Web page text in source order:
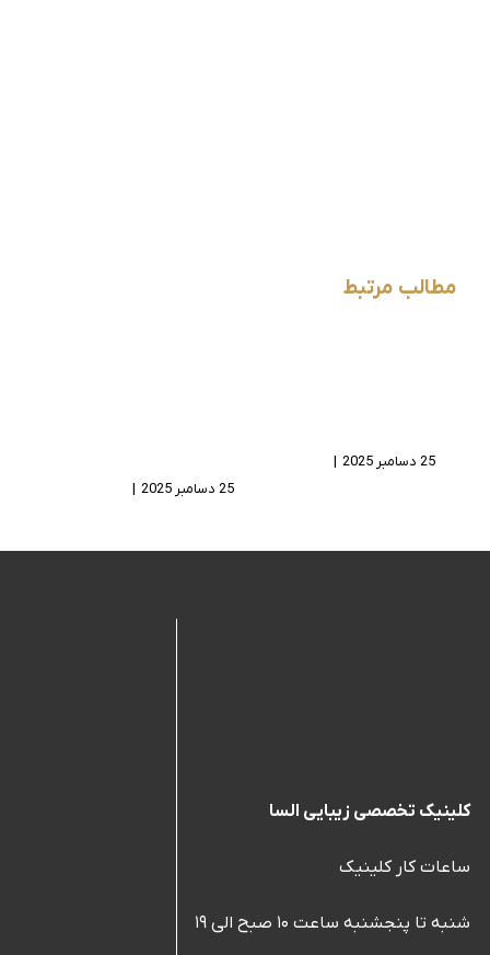
مطالب مرتبط
25 دسامبر 2025 |
25 دسامبر 2025 |
کلینیک تخصصی زیبایی السا
ساعات کار کلینیک
شنبه تا پنجشنبه ساعت ۱۰ صبح الی ۱۹